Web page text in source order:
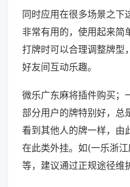
同时应用在很多场景之下
非常有用的，使用起来简
打牌时可以合理调整牌型
好友间互动乐趣。
微乐广东麻将插件购买；
部分用户的牌特别好，总
看到其他人的牌一样，由
在此类外挂。如(一乐浙
等，建议通过正规途径维